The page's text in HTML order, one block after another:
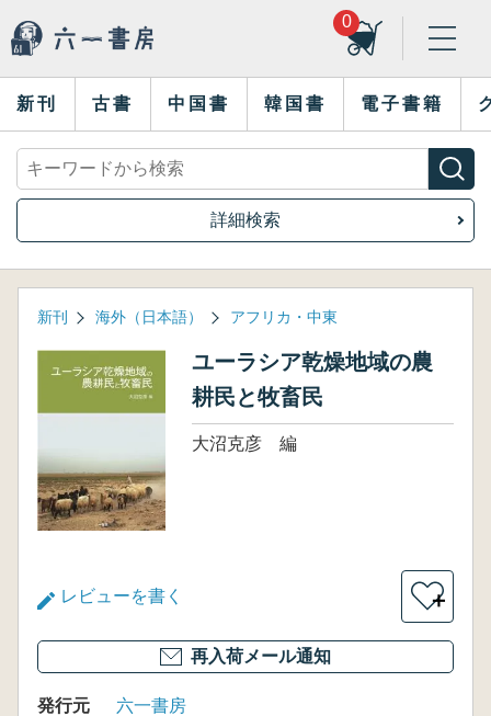
0
新刊 古書 中国書 韓国書 電子書籍
詳細検索
新刊 海外（日本語） アフリカ・中東
ユーラシア乾燥地域の農
耕民と牧畜民
大沼克彦 編
レビューを書く ＋
再入荷メール通知
発行元
六一書房